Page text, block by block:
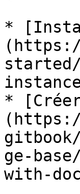
*
*
ge-
with-